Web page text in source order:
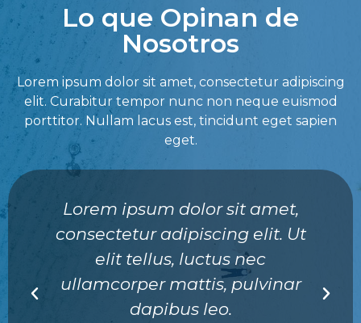
Lo que Opinan de
Nosotros
Lorem ipsum dolor sit amet, consectetur adipiscing
elit. Curabitur tempor nunc non neque euismod
porttitor. Nullam lacus est, tincidunt eget sapien
eget.
Lorem ipsum dolor sit amet,
consectetur adipiscing elit. Ut
elit tellus, luctus nec
ullamcorper mattis, pulvinar
dapibus leo.